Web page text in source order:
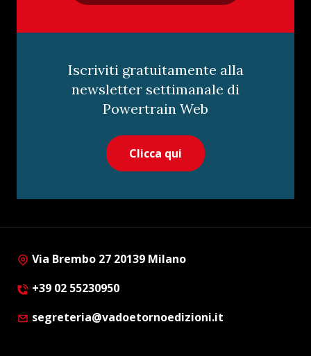
Iscriviti gratuitamente alla
newsletter settimanale di
Powertrain Web
Clicca qui
Via Brembo 27 20139 Milano
+39 02 55230950
segreteria@vadoetornoedizioni.it